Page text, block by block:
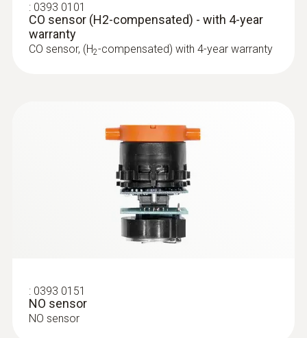
:0600 9765
Solid fuel set (probe shaft, adapter)
Ideal for precise solid fuel measurements
Temperature probes
: 0393 0101
CO sensor (H2-compensated) - with 4-year
warranty
CO sensor, (H2-compensated) with 4-year warranty
: 0393 0151
NO sensor
NO sensor